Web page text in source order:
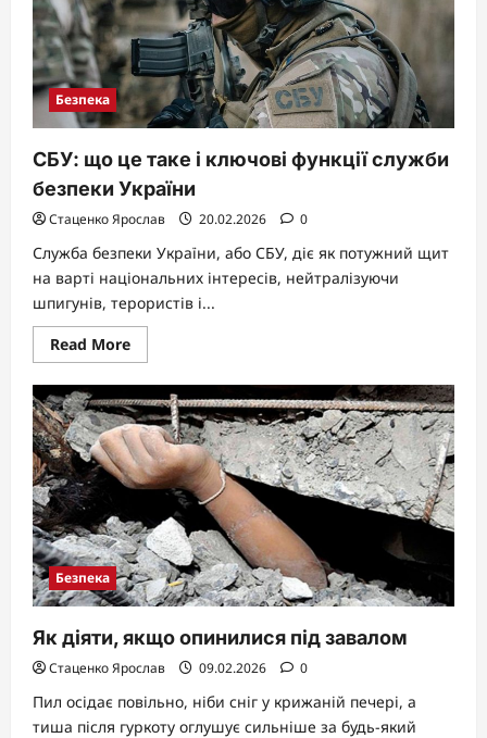
Безпека
СБУ: що це таке і ключові функції служби
безпеки України
Стаценко Ярослав 20.02.2026 0
Служба безпеки України, або СБУ, діє як потужний щит
на варті національних інтересів, нейтралізуючи
шпигунів, терористів і...
Read MoreRead
more
СБУ:
що
це
таке
і
ключові
функції
служби
безпеки
України
Безпека
Як діяти, якщо опинилися під завалом
Стаценко Ярослав 09.02.2026 0
Пил осідає повільно, ніби сніг у крижаній печері, а
тиша після гуркоту оглушує сильніше за будь-який